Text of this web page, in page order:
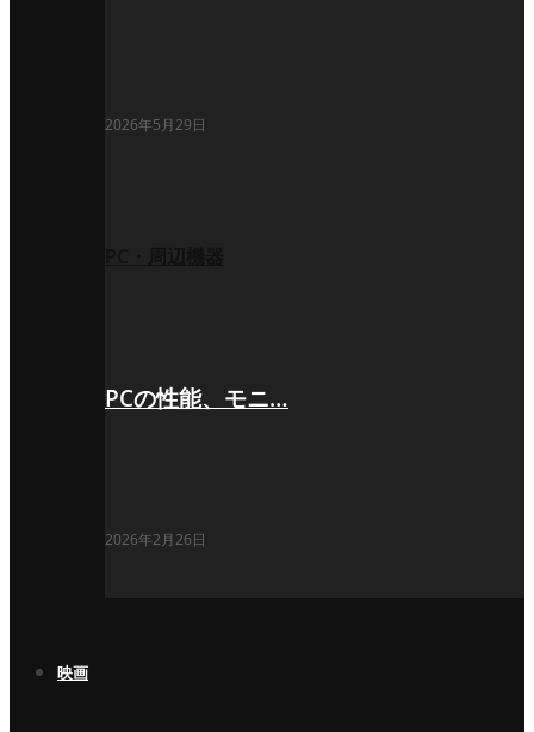
2026年5月29日
PCの性能、モニ…
2026年2月26日
映画